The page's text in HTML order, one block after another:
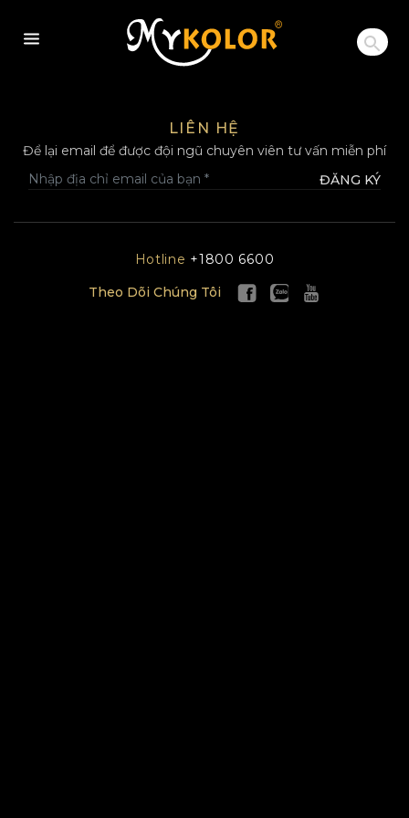
MYKOLOR
LIÊN HỆ
Để lại email để được đội ngũ chuyên viên tư vấn miễn phí
ĐĂNG KÝ
Hotline +1800 6600
Theo Dõi Chúng Tôi